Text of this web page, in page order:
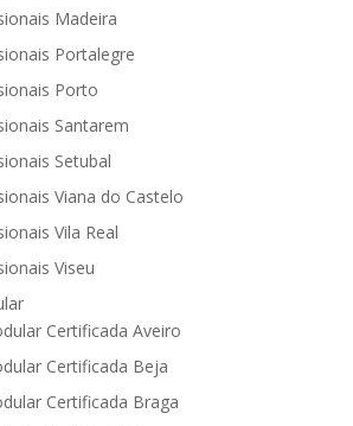
Madeira
Portalegre
Porto
Santarem
Setubal
Viana do Castelo
Vila Real
Viseu
Certificada Aveiro
Certificada Beja
Certificada Braga